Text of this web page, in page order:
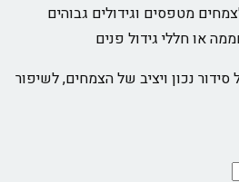
מטפסים וגידולים גבוהים
או חללי גידול פנים
נכון ויציב של הצמחים, לשיפור